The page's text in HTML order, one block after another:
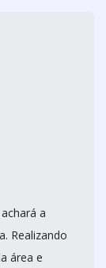
a
Realizando
área e